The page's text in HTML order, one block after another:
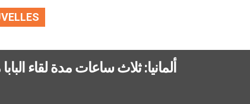
ألمانيا: ثلاث ساعات مدة لقاء